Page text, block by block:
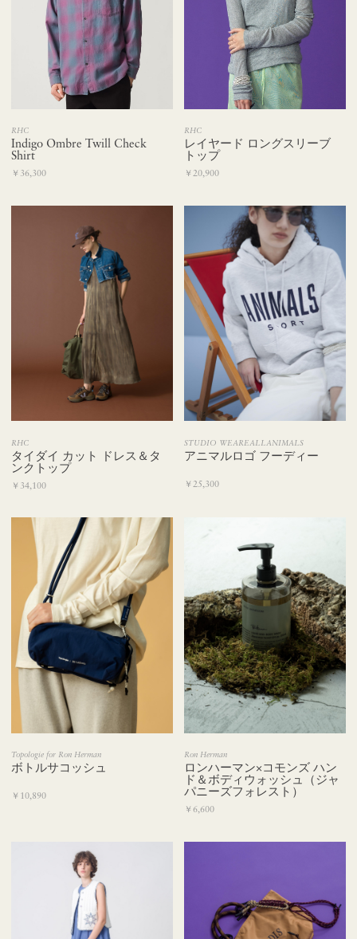
RHC
Indigo Ombre Twill Check
Shirt
￥36,300
RHC
レイヤード ロングスリーブ
トップ
￥20,900
RHC
タイダイ カット ドレス＆タ
ンクトップ
￥34,100
STUDIO WEAREALLANIMALS
アニマルロゴ フーディー
￥25,300
Topologie for Ron Herman
ボトルサコッシュ
￥10,890
Ron Herman
ロンハーマン×コモンズ ハン
ド＆ボディウォッシュ（ジャ
パニーズフォレスト）
￥6,600